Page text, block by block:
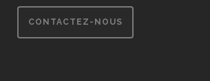
CONTACTEZ-NOUS